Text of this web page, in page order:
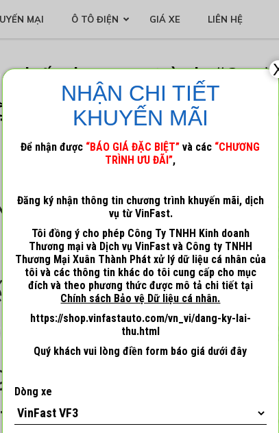
MẠI Ô TÔ ĐIỆN GIÁ XE LIÊN HỆ
bố chương trình “2
quà tới hơn 116
8 Tháng 12, 2023 Admin_1
Kinh doanh
thông báo triển
mại “2 năm
12 đến 31/12/
mua VF e34 và VF
thời gian trên
NHẬN CHI TIẾT
KHUYẾN MÃI
Để nhận được “BÁO GIÁ ĐẶC BIỆT” và các “CHƯƠNG
TRÌNH ƯU ĐÃI”,
Đăng ký nhận thông tin chương trình khuyến mãi, dịch
vụ từ VinFast.
Tôi đồng ý cho phép Công Ty TNHH Kinh doanh
Thương mại và Dịch vụ VinFast và Công ty TNHH
Thương Mại Xuân Thành Phát xử lý dữ liệu cá nhân của
tôi và các thông tin khác do tôi cung cấp cho mục
đích và theo phương thức được mô tả chi tiết tại
Chính sách Bảo vệ Dữ liệu cá nhân.
https://shop.vinfastauto.com/vn_vi/dang-ky-lai-
thu.html
Quý khách vui lòng điền form báo giá dưới đây
Dòng xe